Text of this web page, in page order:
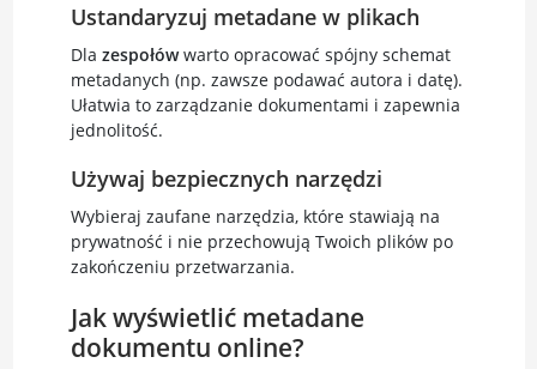
Ustandaryzuj metadane w plikach
Dla zespołówwarto opracować spójny schemat
metadanych (np. zawsze podawać autora i datę).
Ułatwia to zarządzanie dokumentami i zapewnia
jednolitość.
Używaj bezpiecznych narzędzi
Wybieraj zaufane narzędzia, które stawiają na
prywatność i nie przechowują Twoich plików po
zakończeniu przetwarzania.
Jak wyświetlić metadane
dokumentu online?